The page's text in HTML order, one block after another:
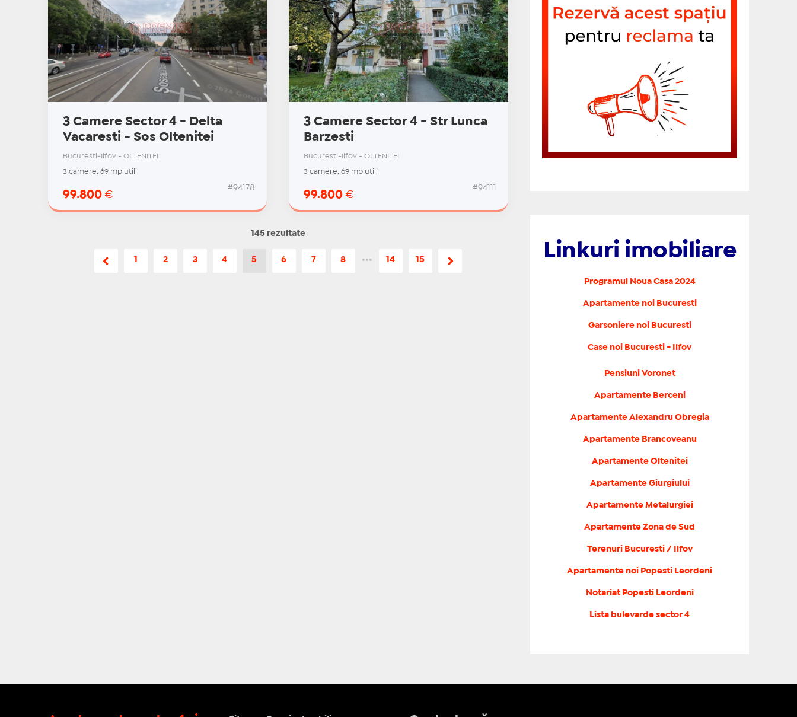
3 Camere Sector 4 - Delta
Vacaresti - Sos Oltenitei
Bucuresti-Ilfov - OLTENITEI
3 camere, 69 mp utili
99.800 €
#94178
3 Camere Sector 4 - Str Lunca
Barzesti
Bucuresti-Ilfov - OLTENITEI
3 camere, 69 mp utili
99.800€
#94111
145 rezultate
1 2 3 4 5 6 7 8 ••• 14 15 Linkuri imobiliare
Programul Noua Casa 2024
Apartamente noi Bucuresti
Garsoniere noi Bucuresti
Case noi Bucuresti - Ilfov
Pensiuni Voronet
Apartamente Berceni
Apartamente Alexandru Obregia
Apartamente Brancoveanu
Apartamente Oltenitei
Apartamente Giurgiului
Apartamente Metalurgiei
Apartamente Zona de Sud
Terenuri Bucuresti / Ilfov
Apartamente noi Popesti Leordeni
Notariat Popesti Leordeni
Lista bulevarde sector 4